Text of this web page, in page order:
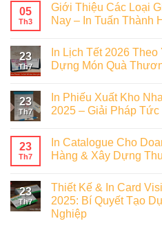
05
Th3
Giới Thiệu Các Loại
Nay – In Tuấn Thành
23
Th7
In Lịch Tết 2026
Dựng Món Quà
23
Th7
In Phiếu Xuất Kho
2025 – Giải Pháp
23
Th7
In Catalogue Cho
Hàng & Xây Dựng
23
Th7
Thiết Kế & In Card
2025: Bí Quyết Tạo
Nghiệp